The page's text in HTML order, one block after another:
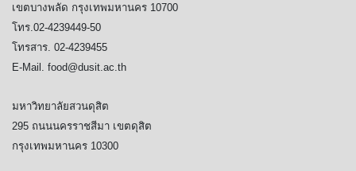
เขตบางพลัด กรุงเทพมหานคร 10700
โทร.02-4239449-50
โทรสาร. 02-4239455
E-Mail. food@dusit.ac.th
มหาวิทยาลัยสวนดุสิต
295 ถนนนครราชสีมา เขตดุสิต
กรุงเทพมหานคร 10300